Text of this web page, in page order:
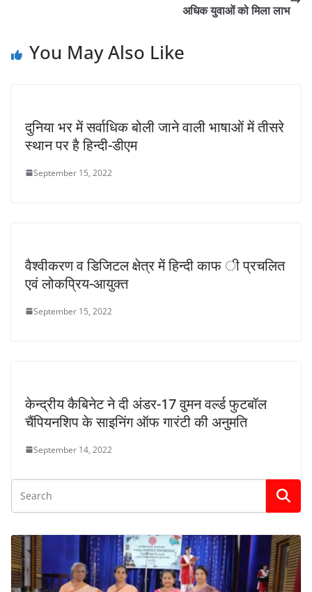
अधिक युवाओं को मिला लाभ
You May Also Like
दुनिया भर में सर्वाधिक बोली जाने वाली भाषाओं में तीसरे
स्थान पर है हिन्दी-डीएम
September 15, 2022
वैश्वीकरण व डिजिटल क्षेत्र में हिन्दी काफ ी प्रचलित
एवं लोकप्रिय-आयुक्त
September 15, 2022
केन्द्रीय कैबिनेट ने दी अंडर-17 वुमन वर्ल्ड फुटबॉल
चैंपियनशिप के साइनिंग ऑफ गारंटी की अनुमति
September 14, 2022